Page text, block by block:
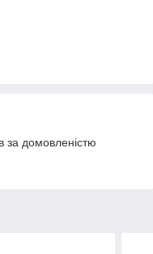
за домовленістю